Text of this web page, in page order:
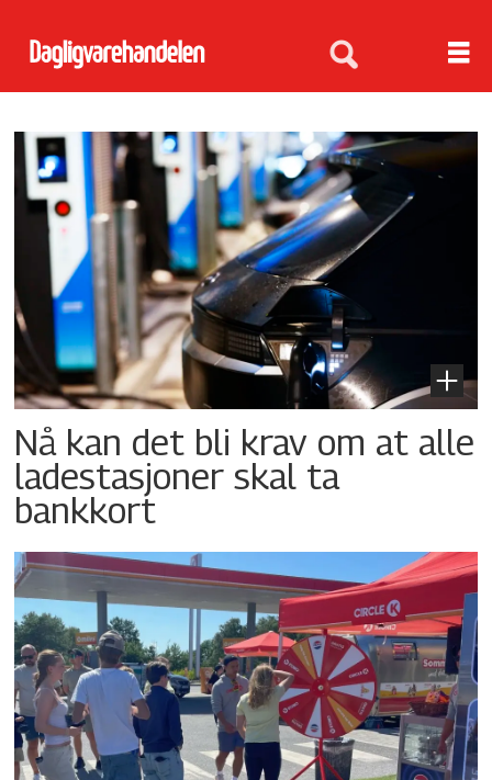
Tag:
ladestasjoner
Nå kan det bli krav om at alle
ladestasjoner skal ta
bankkort